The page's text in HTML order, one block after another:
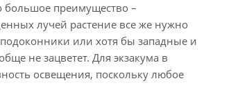
большое преимущество –
лучей растение все же нужно
или хотя бы западные и
не зацветет. Для экзакума в
освещения, поскольку любое